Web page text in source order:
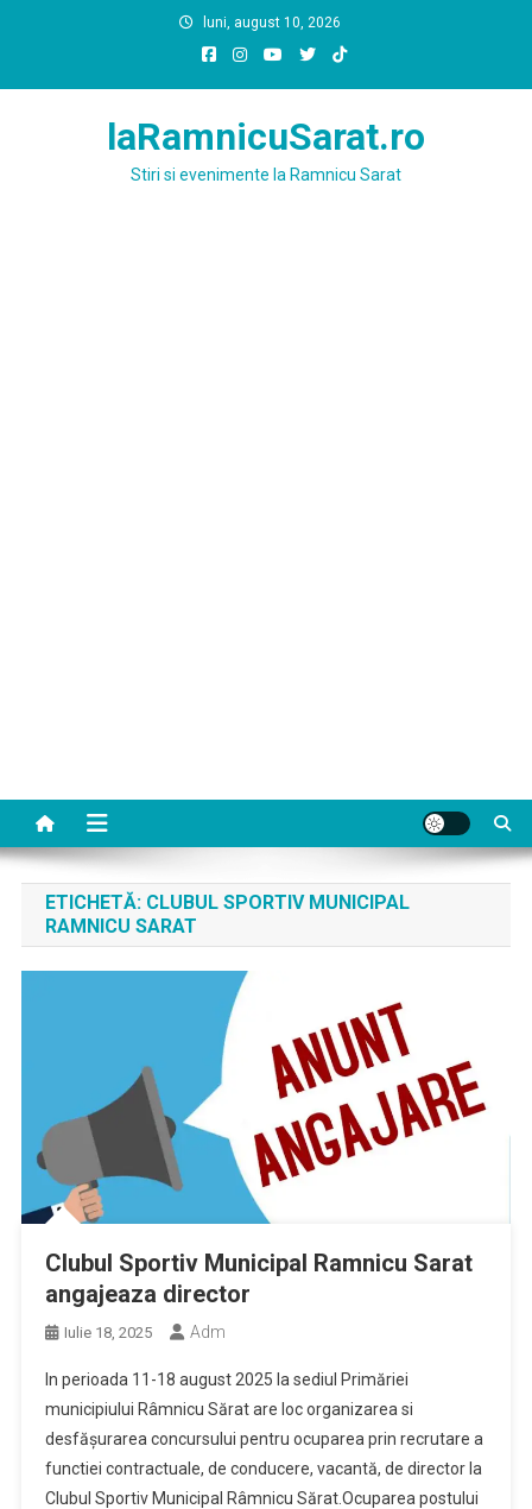
luni, august 10, 2026
laRamnicuSarat.ro
Stiri si evenimente la Ramnicu Sarat
ETICHETĂ: CLUBUL SPORTIV MUNICIPAL
RAMNICU SARAT
Clubul Sportiv Municipal Ramnicu Sarat
angajeaza director
Iulie 18, 2025 Adm
In perioada 11-18 august 2025 la sediul Primăriei
municipiului Râmnicu Sărat are loc organizarea si
desfășurarea concursului pentru ocuparea prin recrutare a
functiei contractuale, de conducere, vacantă, de director la
Clubul Sportiv Municipal Râmnicu Sărat.Ocuparea postului